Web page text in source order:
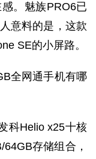
。魅族PRO6已
意料的是，这款
SE的小屏路。
科Helio x25十核
存储组合，